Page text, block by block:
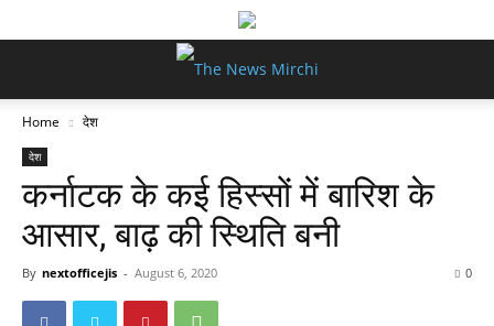
Home देश
देश
कर्नाटक के कई हिस्सों में बारिश के
आसार, बाढ़ की स्थिति बनी
By nextofficejis - August 6, 2020 0